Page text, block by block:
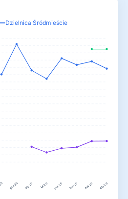
Dzielnica Śródmieście
gru 25 sty 26 lut 26 mar 26 kwi 26 maj 26 cze 26